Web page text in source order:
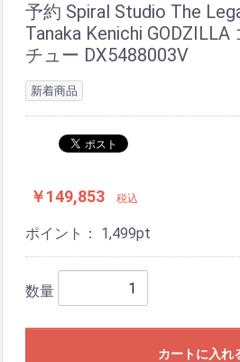
予約 Spiral Studio The
Tanaka Kenichi
チュー DX5488003V
新着商品
￥149,853 税込
ポイント： 1,499pt
数量
カートに入れ